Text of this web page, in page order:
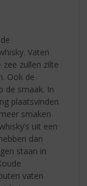
Vaten
zullen zilte
Ook de
de smaak. In
plaatsvinden
smaken
uit een
dan
staan in
vaten